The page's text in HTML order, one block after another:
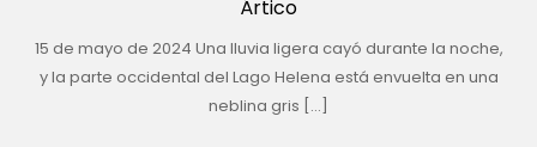
Ártico
15 de mayo de 2024 Una lluvia ligera cayó durante la noche,
y la parte occidental del Lago Helena está envuelta en una
neblina gris […]